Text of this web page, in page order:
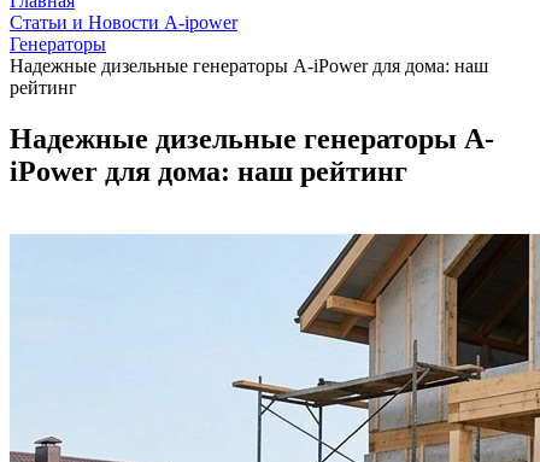
Статьи и Новости A-ipower
Генераторы
Надежные дизельные генераторы A-iPower для дома: наш
рейтинг
Надежные дизельные генераторы A-
iPower для дома: наш рейтинг